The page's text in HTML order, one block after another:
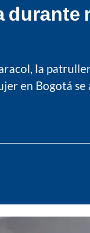
la
en Bogotá